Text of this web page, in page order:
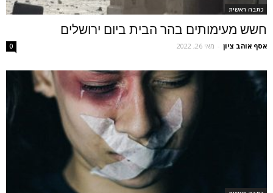
כתבה ראשית
חשש מעימותים בהר הבית ביום ירושלים
אסף אוהב ציון - מאי 26, 2022 0